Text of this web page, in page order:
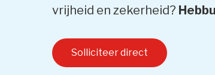
vrijheid en zekerheid?
Solliciteer direct